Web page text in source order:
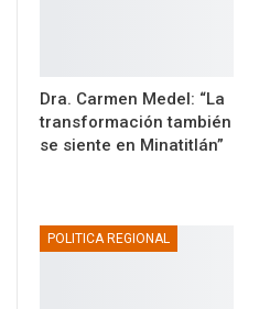
Dra. Carmen Medel: “La
transformación también
se siente en Minatitlán”
POLITICA REGIONAL